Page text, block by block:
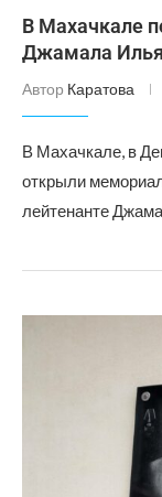
В Махачкале
Джамала
Автор Каратова
В Махачкале, в
открыли
лейтенанте